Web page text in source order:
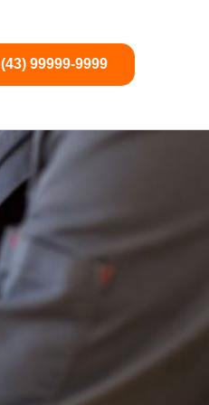
(43) 99999-9999